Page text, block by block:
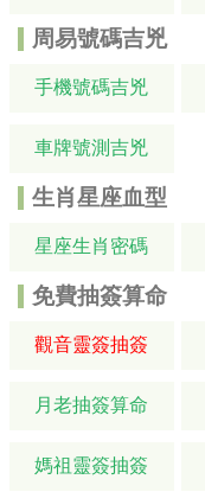
周易號碼吉兇
手機號碼吉兇
車牌號測吉兇
生肖星座血型
星座生肖密碼
免費抽簽算命
觀音靈簽抽簽
月老抽簽算命
媽祖靈簽抽簽